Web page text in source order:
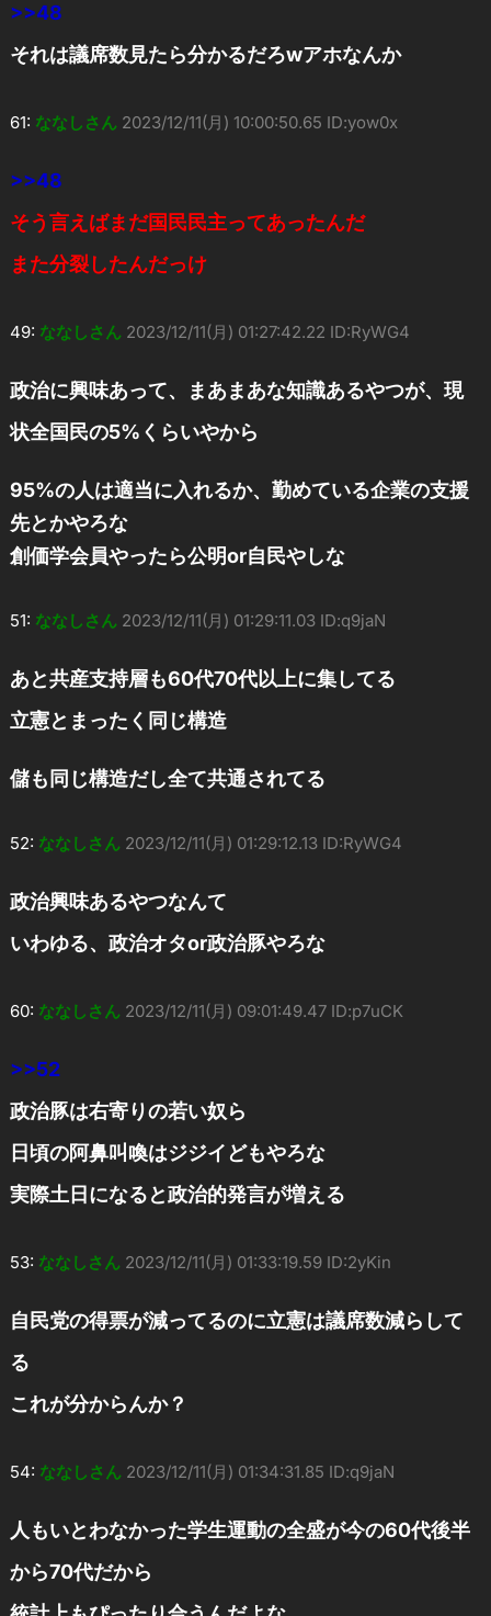
>>48
それは議席数見たら分かるだろwアホなんか
61: ななしさん 2023/12/11(月) 10:00:50.65 ID:yow0x
>>48
そう言えばまだ国民民主ってあったんだ
また分裂したんだっけ
49: ななしさん 2023/12/11(月) 01:27:42.22 ID:RyWG4
政治に興味あって、まあまあな知識あるやつが、現
状全国民の5%くらいやから
95%の人は適当に入れるか、勤めている企業の支援
先とかやろな
創価学会員やったら公明or自民やしな
51: ななしさん 2023/12/11(月) 01:29:11.03 ID:q9jaN
あと共産支持層も60代70代以上に集してる
立憲とまったく同じ構造
儲も同じ構造だし全て共通されてる
52: ななしさん 2023/12/11(月) 01:29:12.13 ID:RyWG4
政治興味あるやつなんて
いわゆる、政治オタor政治豚やろな
60: ななしさん 2023/12/11(月) 09:01:49.47 ID:p7uCK
>>52
政治豚は右寄りの若い奴ら
日頃の阿鼻叫喚はジジイどもやろな
実際土日になると政治的発言が増える
53: ななしさん 2023/12/11(月) 01:33:19.59 ID:2yKin
自民党の得票が減ってるのに立憲は議席数減らして
る
これが分からんか？
54: ななしさん 2023/12/11(月) 01:34:31.85 ID:q9jaN
人もいとわなかった学生運動の全盛が今の60代後半
から70代だから